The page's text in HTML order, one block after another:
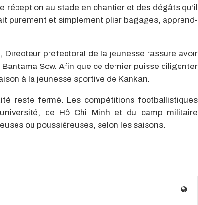
réception au stade en chantier et des dégâts qu’il
purement et simplement plier bagages, apprend-
préfectoral de la jeunesse rassure avoir
Sow. Afin que ce dernier puisse diligenter
à la jeunesse sportive de Kankan.
reste fermé. Les compétitions footballistiques
de Hô Chi Minh et du camp militaire
ou poussiéreuses, selon les saisons.